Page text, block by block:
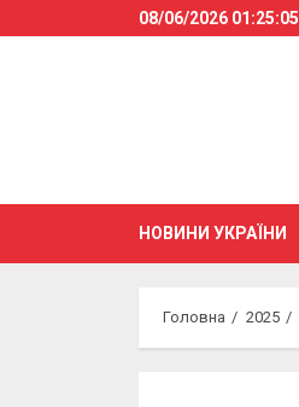
to
08/06/2026 01:25:06
НОВИНИ УКРАЇНИ
Головна 2025